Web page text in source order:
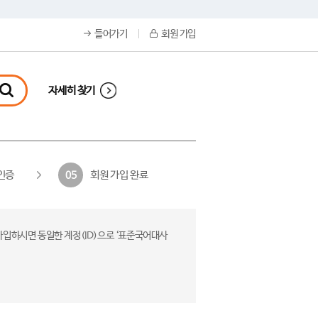
들어가기 회원 가입
자세히 찾기
증 05 회원 가입 완료
하시면 동일한 계정(ID)으로 ‘표준국어대사